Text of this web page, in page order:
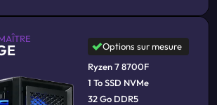
Options sur mesure
Ryzen 7 8700F
1 To SSD NVMe
32 Go DDR5